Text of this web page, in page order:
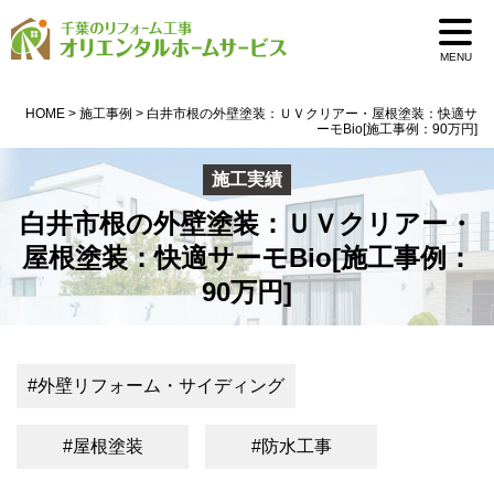
MENU
HOME > 施工事例 > 白井市根の外壁塗装：ＵＶクリアー・屋根塗装：快適サ
ーモBio[施工事例：90万円]
施工実績
白井市根の外壁塗装：ＵＶクリアー・
屋根塗装：快適サーモBio[施工事例：
90万円]
#外壁リフォーム・サイディング
#屋根塗装 #防水工事